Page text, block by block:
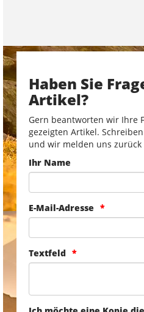
Haben Sie
Artikel?
Gern beantworten wir Ihre
gezeigten Artikel.
und wir melden uns zurück
Ihr Name
E-Mail-Adresse
Textfeld